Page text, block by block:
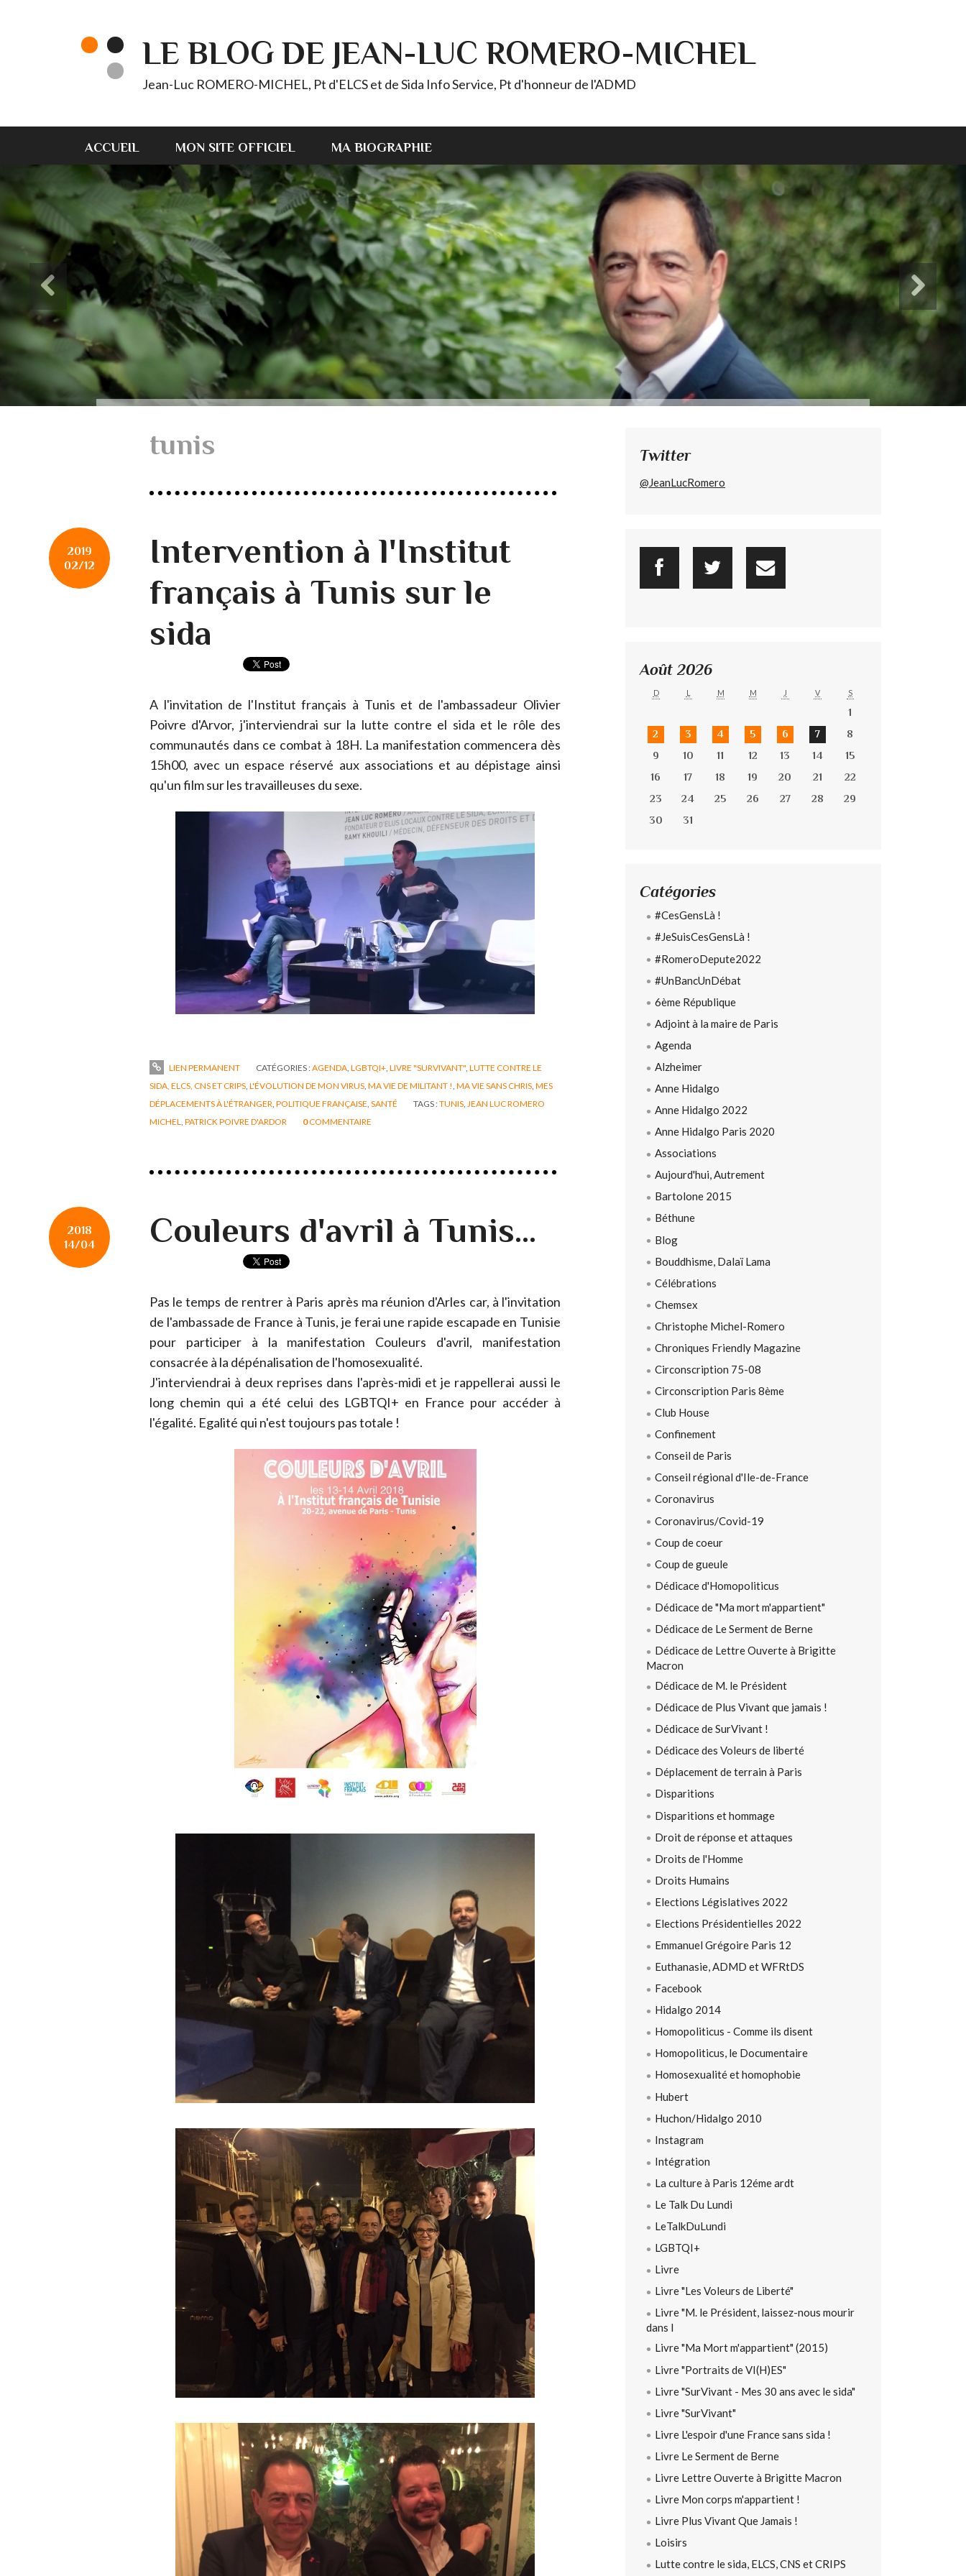
LE BLOG DE JEAN-LUC ROMERO-MICHEL
Jean-Luc ROMERO-MICHEL, Pt d'ELCS et de Sida Info Service, Pt d'honneur de l'ADMD
ACCUEIL MON SITE OFFICIEL MA BIOGRAPHIE
tunis
2019
02/12
Intervention à l'Institut
français à Tunis sur le
sida
A l'invitation de l'Institut français à Tunis et de l'ambassadeur Olivier
Poivre d'Arvor, j'interviendrai sur la lutte contre el sida et le rôle des
communautés dans ce combat à 18H. La manifestation commencera dès
15h00, avec un espace réservé aux associations et au dépistage ainsi
qu'un film sur les travailleuses du sexe.
LIEN PERMANENT CATÉGORIES :AGENDA, LGBTQI+, LIVRE "SURVIVANT", LUTTE CONTRE LE
SIDA, ELCS, CNS ET CRIPS, L'ÉVOLUTION DE MON VIRUS, MA VIE DE MILITANT !, MA VIE SANS CHRIS, MES
DÉPLACEMENTS À L'ÉTRANGER, POLITIQUE FRANÇAISE, SANTÉ TAGS :TUNIS, JEAN LUC ROMERO
MICHEL, PATRICK POIVRE D'ARDOR 0COMMENTAIRE
2018
14/04
Couleurs d'avril à Tunis...
Pas le temps de rentrer à Paris après ma réunion d'Arles car, à l'invitation
de l'ambassade de France à Tunis, je ferai une rapide escapade en Tunisie
pour participer à la manifestation Couleurs d'avril, manifestation
consacrée à la dépénalisation de l'homosexualité.
J'interviendrai à deux reprises dans l'après-midi et je rappellerai aussi le
long chemin qui a été celui des LGBTQI+ en France pour accéder à
l'égalité. Egalité qui n'est toujours pas totale !
Twitter
@JeanLucRomero
Août 2026
D L M M J V S
1
2
3 4 5 6 7
8
9
10 11 12 13 14
15
16
17 18 19 20 21
22
23
24 25 26 27 28
29
30
31
Catégories
#CesGensLà !
#JeSuisCesGensLà !
#RomeroDepute2022
#UnBancUnDébat
6ème République
Adjoint à la maire de Paris
Agenda
Alzheimer
Anne Hidalgo
Anne Hidalgo 2022
Anne Hidalgo Paris 2020
Associations
Aujourd'hui, Autrement
Bartolone 2015
Béthune
Blog
Bouddhisme, Dalaï Lama
Célébrations
Chemsex
Christophe Michel-Romero
Chroniques Friendly Magazine
Circonscription 75-08
Circonscription Paris 8ème
Club House
Confinement
Conseil de Paris
Conseil régional d'Ile-de-France
Coronavirus
Coronavirus/Covid-19
Coup de coeur
Coup de gueule
Dédicace d'Homopoliticus
Dédicace de "Ma mort m'appartient"
Dédicace de Le Serment de Berne
Dédicace de Lettre Ouverte à Brigitte
Macron
Dédicace de M. le Président
Dédicace de Plus Vivant que jamais !
Dédicace de SurVivant !
Dédicace des Voleurs de liberté
Déplacement de terrain à Paris
Disparitions
Disparitions et hommage
Droit de réponse et attaques
Droits de l'Homme
Droits Humains
Elections Législatives 2022
Elections Présidentielles 2022
Emmanuel Grégoire Paris 12
Euthanasie, ADMD et WFRtDS
Facebook
Hidalgo 2014
Homopoliticus - Comme ils disent
Homopoliticus, le Documentaire
Homosexualité et homophobie
Hubert
Huchon/Hidalgo 2010
Instagram
Intégration
La culture à Paris 12éme ardt
Le Talk Du Lundi
LeTalkDuLundi
LGBTQI+
Livre
Livre "Les Voleurs de Liberté"
Livre "M. le Président, laissez-nous mourir
dans l
Livre "Ma Mort m'appartient" (2015)
Livre "Portraits de VI(H)ES"
Livre "SurVivant - Mes 30 ans avec le sida"
Livre "SurVivant"
Livre L'espoir d'une France sans sida !
Livre Le Serment de Berne
Livre Lettre Ouverte à Brigitte Macron
Livre Mon corps m'appartient !
Livre Plus Vivant Que Jamais !
Loisirs
Lutte contre le sida, ELCS, CNS et CRIPS